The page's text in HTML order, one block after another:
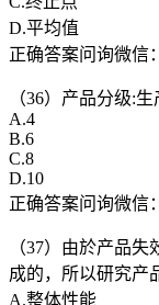
D.平均值
正确答案问询微信
（36）产品分级:
A.4
B.6
C.8
D.10
正确答案问询微信
（37）由於产品
成的，所以研究产
A.整体性能